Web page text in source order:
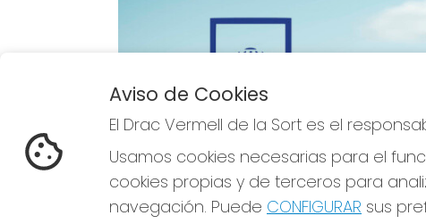
EL DRAC VERMELL DE LA SORT REDES
Aviso de Cookies
El Drac Vermell de la Sort es el
Usamos cookies necesarias para el
cookies propias y de terceros para
navegación. Puede CONFIGURAR sus